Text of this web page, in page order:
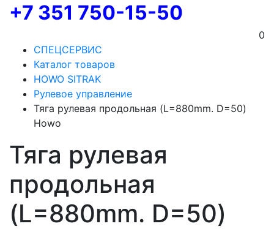
+7 351 750-15-50
0
СПЕЦСЕРВИС
Каталог товаров
HOWO SITRAK
Рулевое управление
Тяга рулевая продольная (L=880mm. D=50)
Howo
Тяга рулевая
продольная
(L=880mm. D=50)